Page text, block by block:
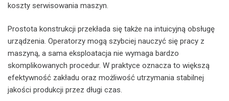
koszty serwisowania maszyn.
Prostota konstrukcji przekłada się także na intuicyjną obsługę
urządzenia. Operatorzy mogą szybciej nauczyć się pracy z
maszyną, a sama eksploatacja nie wymaga bardzo
skomplikowanych procedur. W praktyce oznacza to większą
efektywność zakładu oraz możliwość utrzymania stabilnej
jakości produkcji przez długi czas.